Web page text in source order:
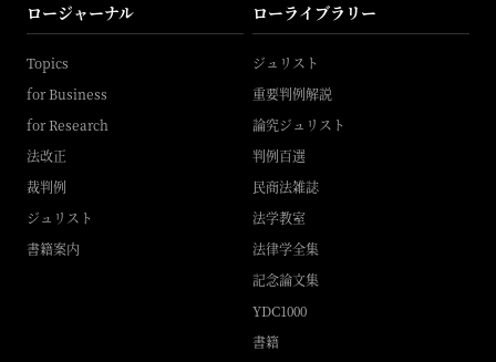
ロージャーナル
Topics
for Business
for Research
法改正
裁判例
ジュリスト
書籍案内
ローライブラリー
ジュリスト
重要判例解説
論究ジュリスト
判例百選
民商法雑誌
法学教室
法律学全集
記念論文集
YDC1000
書籍